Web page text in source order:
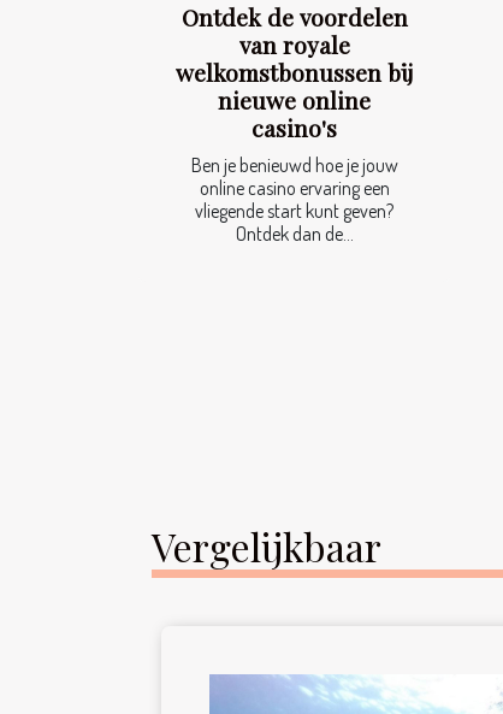
Ontdek de voordelen
van royale
welkomstbonussen bij
nieuwe online
casino's
Ben je benieuwd hoe je jouw
online casino ervaring een
vliegende start kunt geven?
Ontdek dan de...
Vergelijkbaar